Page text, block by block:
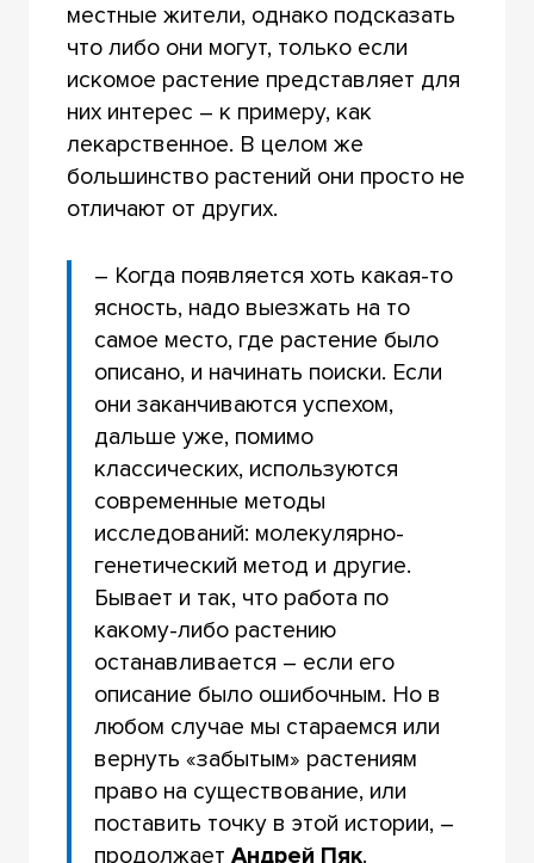
местные жители, однако подсказать
что либо они могут, только если
искомое растение представляет для
них интерес – к примеру, как
лекарственное. В целом же
большинство растений они просто не
отличают от других.
– Когда появляется хоть какая-то
ясность, надо выезжать на то
самое место, где растение было
описано, и начинать поиски. Если
они заканчиваются успехом,
дальше уже, помимо
классических, используются
современные методы
исследований: молекулярно-
генетический метод и другие.
Бывает и так, что работа по
какому-либо растению
останавливается – если его
описание было ошибочным. Но в
любом случае мы стараемся или
вернуть «забытым» растениям
право на существование, или
поставить точку в этой истории, –
продолжаетАндрей Пяк.